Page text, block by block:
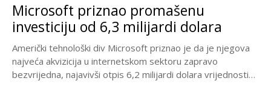
Microsoft priznao promašenu
investiciju od 6,3 milijardi dolara
Američki tehnološki div Microsoft priznao je da je njegova
najveća akvizicija u internetskom sektoru zapravo
bezvrijedna, najavivši otpis 6,2 milijardi dolara vrijednosti